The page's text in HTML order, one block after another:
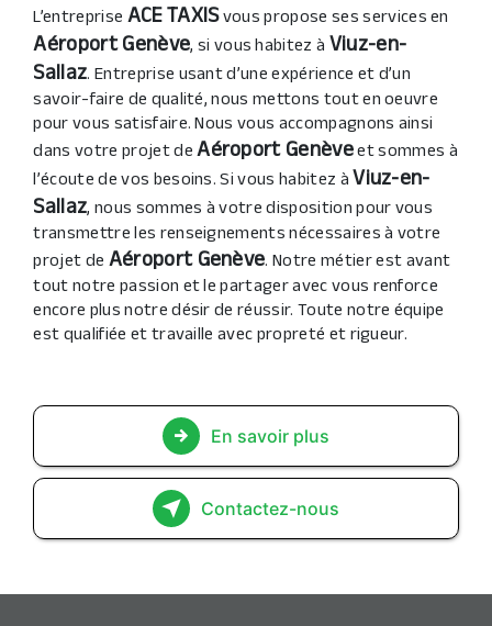
L’entrepriseACE TAXISvous propose ses services en
Aéroport Genève, si vous habitez àViuz-en-
Sallaz. Entreprise usant d’une expérience et d’un
savoir-faire de qualité, nous mettons tout en oeuvre
pour vous satisfaire. Nous vous accompagnons ainsi
dans votre projet deAéroport Genèveet sommes à
l’écoute de vos besoins. Si vous habitez àViuz-en-
Sallaz, nous sommes à votre disposition pour vous
transmettre les renseignements nécessaires à votre
projet deAéroport Genève. Notre métier est avant
tout notre passion et le partager avec vous renforce
encore plus notre désir de réussir. Toute notre équipe
est qualifiée et travaille avec propreté et rigueur.
En savoir plus
Contactez-nous